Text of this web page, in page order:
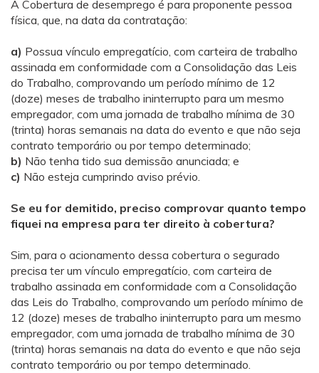
A Cobertura de desemprego é para proponente pessoa
física, que, na data da contratação:
a) Possua vínculo empregatício, com carteira de trabalho
assinada em conformidade com a Consolidação das Leis
do Trabalho, comprovando um período mínimo de 12
(doze) meses de trabalho ininterrupto para um mesmo
empregador, com uma jornada de trabalho mínima de 30
(trinta) horas semanais na data do evento e que não seja
contrato temporário ou por tempo determinado;
b) Não tenha tido sua demissão anunciada; e
c) Não esteja cumprindo aviso prévio.
Se eu for demitido, preciso comprovar quanto tempo
fiquei na empresa para ter direito à cobertura?
Sim, para o acionamento dessa cobertura o segurado
precisa ter um vínculo empregatício, com carteira de
trabalho assinada em conformidade com a Consolidação
das Leis do Trabalho, comprovando um período mínimo de
12 (doze) meses de trabalho ininterrupto para um mesmo
empregador, com uma jornada de trabalho mínima de 30
(trinta) horas semanais na data do evento e que não seja
contrato temporário ou por tempo determinado.